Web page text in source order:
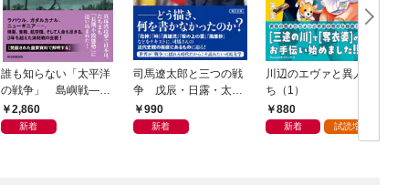
誰も知らない「太平洋
の戦争」 島嶼戦――
マッカーサーとの激闘
の真実
2,860
新着
司馬遼太郎と三つの戦
争 戊辰・日露・太平
洋990
新着
川辺のエヴァと異人た
ち（1）
880
新着 試読増量